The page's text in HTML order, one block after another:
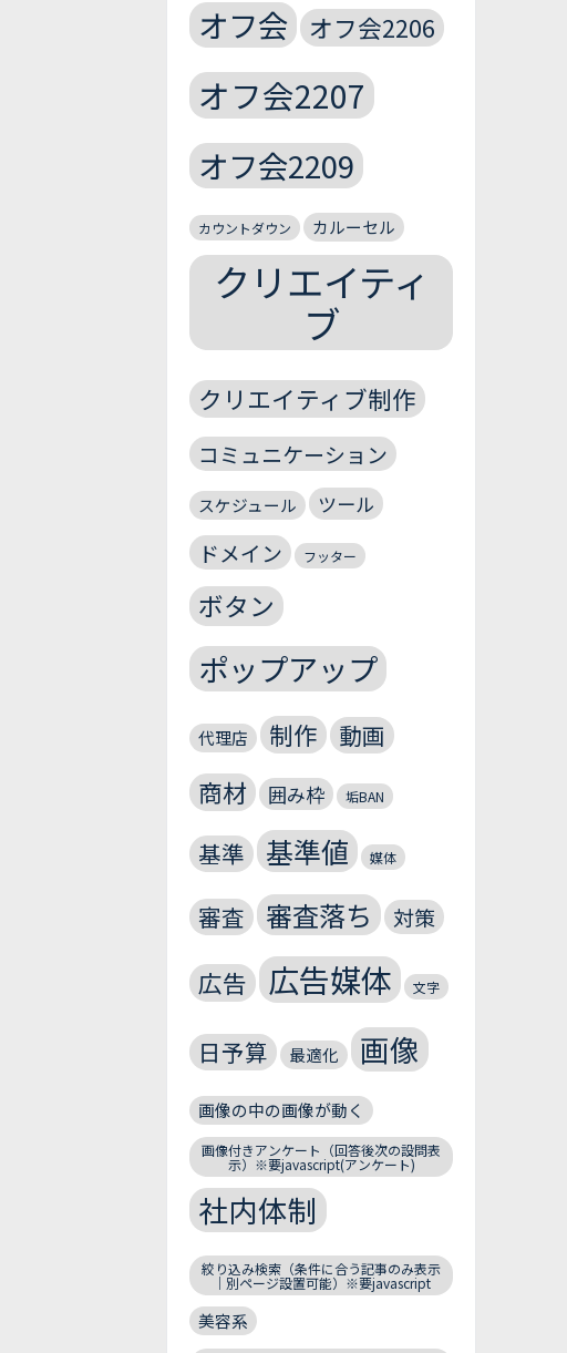
オフ会 オフ会2206
オフ会2207
オフ会2209
カウントダウン カルーセル
クリエイティ
ブ
クリエイティブ制作
コミュニケーション
スケジュール ツール
ドメイン フッター
ボタン
ポップアップ
代理店 制作 動画
商材 囲み枠 垢BAN
基準 基準値 媒体
審査 審査落ち 対策
広告 広告媒体 文字
日予算 最適化 画像
画像の中の画像が動く
画像付きアンケート（回答後次の設問表
示）※要javascript(アンケート)
社内体制
絞り込み検索（条件に合う記事のみ表示
｜別ページ設置可能）※要javascript
美容系